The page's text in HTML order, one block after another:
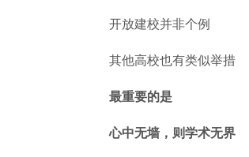
开放建校并非个例
其他高校也有类似举措
最重要的是
心中无墙，则学术无界